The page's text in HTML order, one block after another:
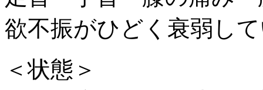
欲不振がひどく衰弱し
＜状態＞